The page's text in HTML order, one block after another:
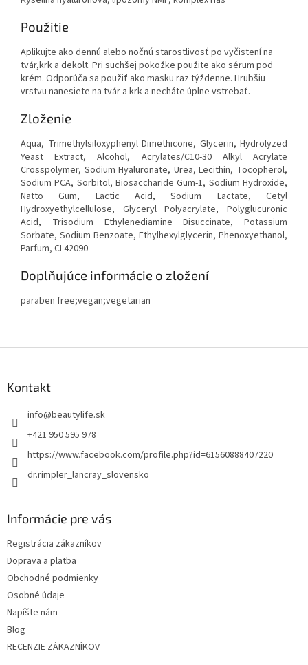
Použitie
Aplikujte ako dennú alebo nočnú starostlivosť po vyčistení na
tvár,krk a dekolt. Pri suchšej pokožke použite ako sérum pod
krém. Odporúča sa použiť ako masku raz týždenne. Hrubšiu
vrstvu nanesiete na tvár a krk a necháte úplne vstrebať.
Zloženie
Aqua, Trimethylsiloxyphenyl Dimethicone, Glycerin, Hydrolyzed
Yeast Extract, Alcohol, Acrylates/C10-30 Alkyl Acrylate
Crosspolymer, Sodium Hyaluronate, Urea, Lecithin, Tocopherol,
Sodium PCA, Sorbitol, Biosaccharide Gum-1, Sodium Hydroxide,
Natto Gum, Lactic Acid, Sodium Lactate, Cetyl
Hydroxyethylcellulose, Glyceryl Polyacrylate, Polyglucuronic
Acid, Trisodium Ethylenediamine Disuccinate, Potassium
Sorbate, Sodium Benzoate, Ethylhexylglycerin, Phenoxyethanol,
Parfum, CI 42090
Doplňujúce informácie o zložení
paraben free;vegan;vegetarian
Kontakt
info@beautylife.sk
+421 950 595 978
https://www.facebook.com/profile.php?id=61560888407220
dr.rimpler_lancray_slovensko
Informácie pre vás
Registrácia zákazníkov
Doprava a platba
Obchodné podmienky
Osobné údaje
Napíšte nám
Blog
RECENZIE ZÁKAZNÍKOV